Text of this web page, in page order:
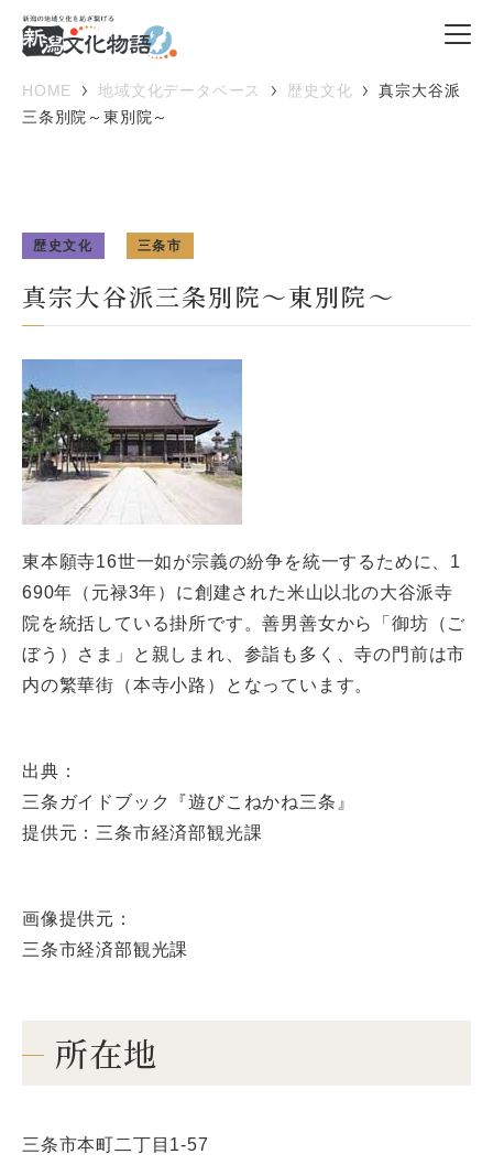
HOME 地域文化データベース 歴史文化
真宗大谷派
三条別院～東別院～
歴史文化 三条市
真宗大谷派三条別院～東別院～
東本願寺16世一如が宗義の紛争を統一するために、1
690年（元禄3年）に創建された米山以北の大谷派寺
院を統括している掛所です。善男善女から「御坊（ご
ぼう）さま」と親しまれ、参詣も多く、寺の門前は市
内の繁華街（本寺小路）となっています。
出典：
三条ガイドブック『遊びこねかね三条』
提供元：三条市経済部観光課
画像提供元：
三条市経済部観光課
所在地
三条市本町二丁目1-57